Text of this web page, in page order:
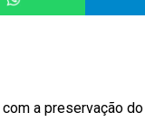
a preservação